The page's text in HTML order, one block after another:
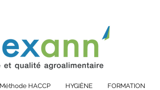
Méthode HACCP HYGIÈNE FORMATION